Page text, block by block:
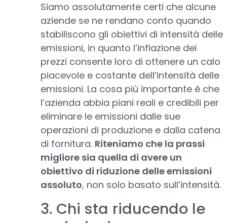
Siamo assolutamente certi che alcune
aziende se ne rendano conto quando
stabiliscono gli obiettivi di intensità delle
emissioni, in quanto l’inflazione dei
prezzi consente loro di ottenere un calo
piacevole e costante dell’intensità delle
emissioni. La cosa più importante è che
l’azienda abbia piani reali e credibili per
eliminare le emissioni dalle sue
operazioni di produzione e dalla catena
di fornitura. Riteniamo che la prassi
migliore sia quella di avere un
obiettivo di riduzione delle emissioni
assoluto, non solo basato sull’intensità.
3. Chi sta riducendo le